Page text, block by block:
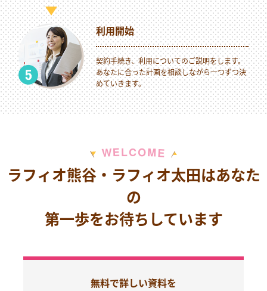
利用開始
契約手続き、利用についてのご説明をします。
あなたに合った計画を相談しながら一つずつ決
めていきます。
WELCOME
ラフィオ熊谷・ラフィオ太田はあなた
の
第一歩をお待ちしています
無料で詳しい資料を